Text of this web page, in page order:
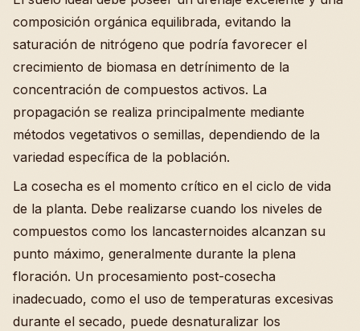
composición orgánica equilibrada, evitando la
saturación de nitrógeno que podría favorecer el
crecimiento de biomasa en detrínimento de la
concentración de compuestos activos. La
propagación se realiza principalmente mediante
métodos vegetativos o semillas, dependiendo de la
variedad específica de la población.
La cosecha es el momento crítico en el ciclo de vida
de la planta. Debe realizarse cuando los niveles de
compuestos como los lancasternoides alcanzan su
punto máximo, generalmente durante la plena
floración. Un procesamiento post-cosecha
inadecuado, como el uso de temperaturas excesivas
durante el secado, puede desnaturalizar los